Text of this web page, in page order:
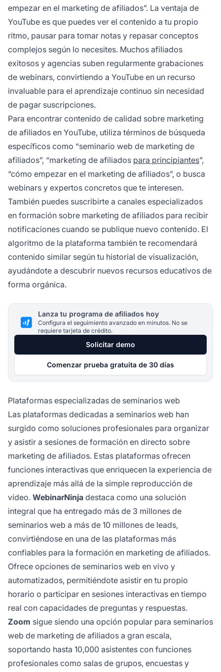
empezar en el marketing de afiliados”. La ventaja de
YouTube es que puedes ver el contenido a tu propio
ritmo, pausar para tomar notas y repasar conceptos
complejos según lo necesites. Muchos afiliados
exitosos y agencias suben regularmente grabaciones
de webinars, convirtiendo a YouTube en un recurso
invaluable para el aprendizaje continuo sin necesidad
de pagar suscripciones.
Para encontrar contenido de calidad sobre marketing
de afiliados en YouTube, utiliza términos de búsqueda
específicos como “seminario web de marketing de
afiliados”, “marketing de afiliados para principiantes”,
“cómo empezar en el marketing de afiliados”, o busca
webinars y expertos concretos que te interesen.
También puedes suscribirte a canales especializados
en formación sobre marketing de afiliados para recibir
notificaciones cuando se publique nuevo contenido. El
algoritmo de la plataforma también te recomendará
contenido similar según tu historial de visualización,
ayudándote a descubrir nuevos recursos educativos de
forma orgánica.
Lanza tu programa de afiliados hoy
Configura el seguimiento avanzado en minutos. No se
requiere tarjeta de crédito.
Solicitar demo
Comenzar prueba gratuita de 30 días
Plataformas especializadas de seminarios web
Las plataformas dedicadas a seminarios web han
surgido como soluciones profesionales para organizar
y asistir a sesiones de formación en directo sobre
marketing de afiliados. Estas plataformas ofrecen
funciones interactivas que enriquecen la experiencia de
aprendizaje más allá de la simple reproducción de
vídeo. WebinarNinja destaca como una solución
integral que ha entregado más de 3 millones de
seminarios web a más de 10 millones de leads,
convirtiéndose en una de las plataformas más
confiables para la formación en marketing de afiliados.
Ofrece opciones de seminarios web en vivo y
automatizados, permitiéndote asistir en tu propio
horario o participar en sesiones interactivas en tiempo
real con capacidades de preguntas y respuestas.
Zoom sigue siendo una opción popular para seminarios
web de marketing de afiliados a gran escala,
soportando hasta 10,000 asistentes con funciones
profesionales como salas de grupos, encuestas y